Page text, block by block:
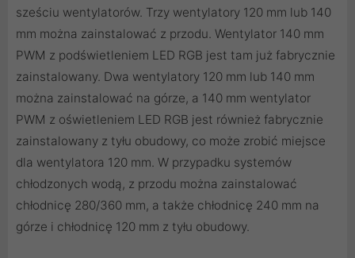
sześciu wentylatorów. Trzy wentylatory 120 mm lub 140
mm można zainstalować z przodu. Wentylator 140 mm
PWM z podświetleniem LED RGB jest tam już fabrycznie
zainstalowany. Dwa wentylatory 120 mm lub 140 mm
można zainstalować na górze, a 140 mm wentylator
PWM z oświetleniem LED RGB jest również fabrycznie
zainstalowany z tyłu obudowy, co może zrobić miejsce
dla wentylatora 120 mm. W przypadku systemów
chłodzonych wodą, z przodu można zainstalować
chłodnicę 280/360 mm, a także chłodnicę 240 mm na
górze i chłodnicę 120 mm z tyłu obudowy.